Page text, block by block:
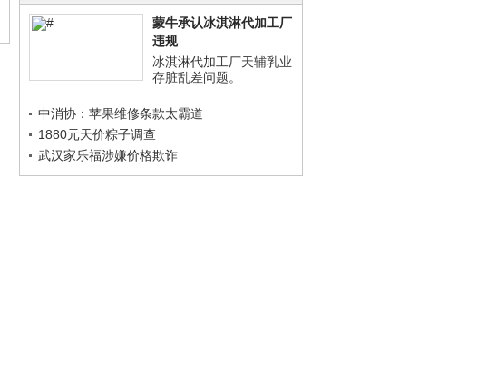
蒙牛承认冰淇淋代加工厂
违规
冰淇淋代加工厂天辅乳业
存脏乱差问题。
中消协：苹果维修条款太霸道
1880元天价粽子调查
武汉家乐福涉嫌价格欺诈